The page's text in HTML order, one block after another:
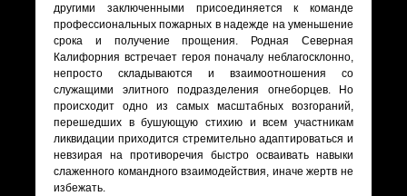
другими заключенными присоединяется к команде
профессиональных пожарных в надежде на уменьшение
срока и получение прощения. Родная Северная
Калифорния встречает героя поначалу неблагосклонно,
непросто складываются и взаимоотношения со
служащими элитного подразделения огнеборцев. Но
происходит одно из самых масштабных возгораний,
перешедших в бушующую стихию и всем участникам
ликвидации приходится стремительно адаптироваться и
невзирая на противоречия быстро осваивать навыки
слаженного командного взаимодействия, иначе жертв не
избежать.